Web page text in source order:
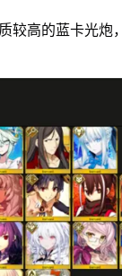
较高的蓝卡光炮